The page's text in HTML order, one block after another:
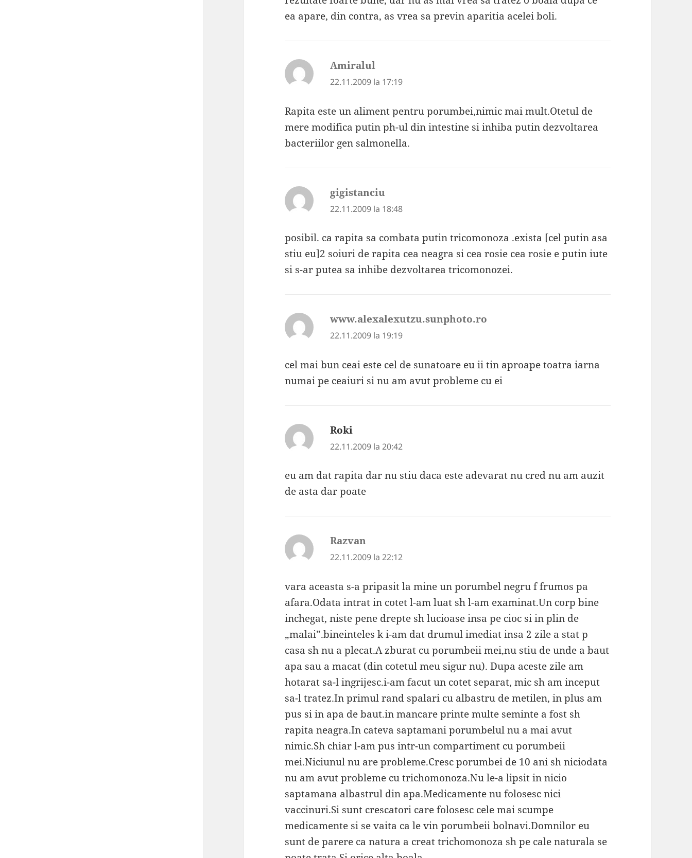
ea apare, din contra, as vrea sa previn aparitia acelei boli.
Amiralul
22.11.2009 la 17:19
Rapita este un aliment pentru porumbei,nimic mai mult.Otetul de
mere modifica putin ph-ul din intestine si inhiba putin dezvoltarea
bacteriilor gen salmonella.
gigistanciu
22.11.2009 la 18:48
posibil. ca rapita sa combata putin tricomonoza .exista [cel putin asa
stiu eu]2 soiuri de rapita cea neagra si cea rosie cea rosie e putin iute
si s-ar putea sa inhibe dezvoltarea tricomonozei.
www.alexalexutzu.sunphoto.ro
22.11.2009 la 19:19
cel mai bun ceai este cel de sunatoare eu ii tin aproape toatra iarna
numai pe ceaiuri si nu am avut probleme cu ei
Roki
22.11.2009 la 20:42
eu am dat rapita dar nu stiu daca este adevarat nu cred nu am auzit
de asta dar poate
Razvan
22.11.2009 la 22:12
vara aceasta s-a pripasit la mine un porumbel negru f frumos pa
afara.Odata intrat in cotet l-am luat sh l-am examinat.Un corp bine
inchegat, niste pene drepte sh lucioase insa pe cioc si in plin de
„malai”.bineinteles k i-am dat drumul imediat insa 2 zile a stat p
casa sh nu a plecat.A zburat cu porumbeii mei,nu stiu de unde a baut
apa sau a macat (din cotetul meu sigur nu). Dupa aceste zile am
hotarat sa-l ingrijesc.i-am facut un cotet separat, mic sh am inceput
sa-l tratez.In primul rand spalari cu albastru de metilen, in plus am
pus si in apa de baut.in mancare printe multe seminte a fost sh
rapita neagra.In cateva saptamani porumbelul nu a mai avut
nimic.Sh chiar l-am pus intr-un compartiment cu porumbeii
mei.Niciunul nu are probleme.Cresc porumbei de 10 ani sh niciodata
nu am avut probleme cu trichomonoza.Nu le-a lipsit in nicio
saptamana albastrul din apa.Medicamente nu folosesc nici
vaccinuri.Si sunt crescatori care folosesc cele mai scumpe
medicamente si se vaita ca le vin porumbeii bolnavi.Domnilor eu
sunt de parere ca natura a creat trichomonoza sh pe cale naturala se